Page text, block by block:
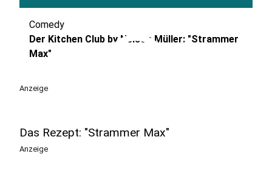
play_circle
Comedy
Der Kitchen Club by Nelson Müller: "Strammer
Max"
Anzeige
Das Rezept: "Strammer Max"
Anzeige